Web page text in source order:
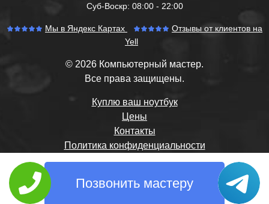
Суб-Воскр: 08:00 - 22:00
Мы в Яндекс Картах
Отзывы от клиентов на
Yell
© 2026 Компьютерный мастер.
Все права защищены.
Куплю ваш ноутбук
Цены
Контакты
Политика конфиденциальности
Позвонить мастеру